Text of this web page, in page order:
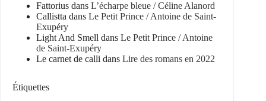
Fattorius dans L’écharpe bleue / Céline Alanord
Callistta dans Le Petit Prince / Antoine de Saint-
Exupéry
Light And Smell dans Le Petit Prince / Antoine
de Saint-Exupéry
Le carnet de calli dans Lire des romans en 2022
Étiquettes